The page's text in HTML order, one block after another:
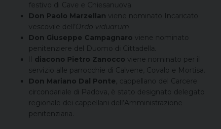
festivo di Cave e Chiesanuova.
Don Paolo Marzellan viene nominato Incaricato
vescovile dell’ Ordo viduarum
Don Giuseppe Campagnaro viene nominato
penitenziere del Duomo di Cittadella.
Il diacono Pietro Zanocco viene nominato per il
servizio alle parrocchie di Calvene, Covalo e Mortisa.
Don Mariano Dal Ponte, cappellano del Carcere
circondariale di Padova, è stato designato delegato
regionale dei cappellani dell’Amministrazione
penitenziaria.